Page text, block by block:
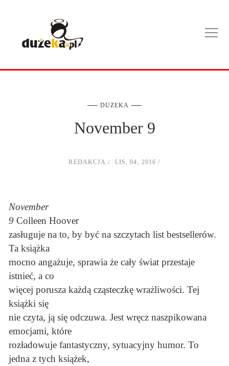
DUZEKA
November 9
REDAKCJA LIS, 04, 2016
November
9 Colleen Hoover
zasługuje na to, by być na szczytach list bestsellerów.
Ta książka
mocno angażuje, sprawia że cały świat przestaje
istnieć, a co
więcej porusza każdą cząsteczkę wrażliwości. Tej
książki się
nie czyta, ją się odczuwa. Jest wręcz naszpikowana
emocjami, które
rozładowuje fantastyczny, sytuacyjny humor. To
jedna z tych książek,